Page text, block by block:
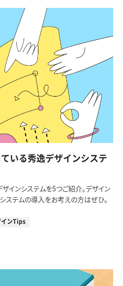
いる秀逸デザインシステ
インシステムを5つご紹介。デザイン
ステムの導入をお考えの方はぜひ。
インTips